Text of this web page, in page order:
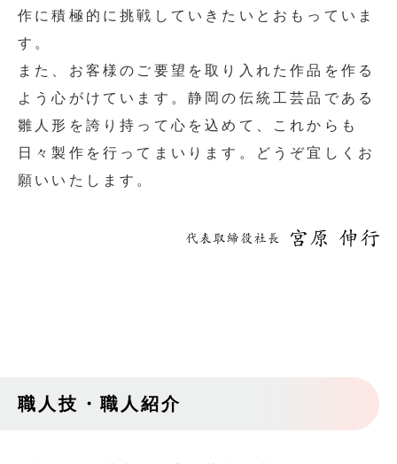
作に積極的に挑戦していきたいとおもっていま
す。
また、お客様のご要望を取り入れた作品を作る
よう心がけています。静岡の伝統工芸品である
雛人形を誇り持って心を込めて、これからも
日々製作を行ってまいります。どうぞ宜しくお
願いいたします。
職人技・職人紹介